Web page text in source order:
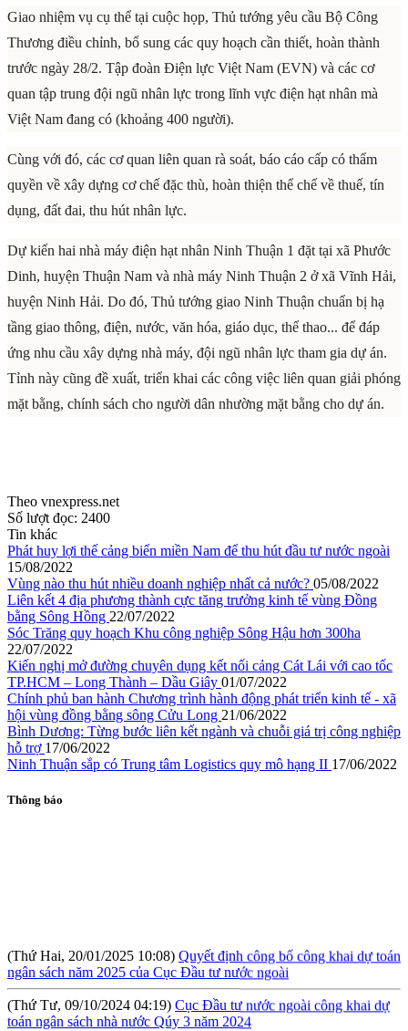
Giao nhiệm vụ cụ thể tại cuộc họp, Thủ tướng yêu cầu Bộ Công
Thương điều chỉnh, bổ sung các quy hoạch cần thiết, hoàn thành
trước ngày 28/2. Tập đoàn Điện lực Việt Nam (EVN) và các cơ
quan tập trung đội ngũ nhân lực trong lĩnh vực điện hạt nhân mà
Việt Nam đang có (khoảng 400 người).
Cùng với đó, các cơ quan liên quan rà soát, báo cáo cấp có thẩm
quyền về xây dựng cơ chế đặc thù, hoàn thiện thể chế về thuế, tín
dụng, đất đai, thu hút nhân lực.
Dự kiến hai nhà máy điện hạt nhân Ninh Thuận 1 đặt tại xã Phước
Dinh, huyện Thuận Nam và nhà máy Ninh Thuận 2 ở xã Vĩnh Hải,
huyện Ninh Hải. Do đó, Thủ tướng giao Ninh Thuận chuẩn bị hạ
tầng giao thông, điện, nước, văn hóa, giáo dục, thể thao... để đáp
ứng nhu cầu xây dựng nhà máy, đội ngũ nhân lực tham gia dự án.
Tỉnh này cũng đề xuất, triển khai các công việc liên quan giải phóng
mặt bằng, chính sách cho người dân nhường mặt bằng cho dự án.
Theo vnexpress.net
Số lượt đọc: 2400
Tin khác
Phát huy lợi thế cảng biển miền Nam để thu hút đầu tư nước ngoài
15/08/2022
Vùng nào thu hút nhiều doanh nghiệp nhất cả nước? 05/08/2022
Liên kết 4 địa phương thành cực tăng trưởng kinh tế vùng Đồng
bằng Sông Hồng 22/07/2022
Sóc Trăng quy hoạch Khu công nghiệp Sông Hậu hơn 300ha
22/07/2022
Kiến nghị mở đường chuyên dụng kết nối cảng Cát Lái với cao tốc
TP.HCM – Long Thành – Dầu Giây 01/07/2022
Chính phủ ban hành Chương trình hành động phát triển kinh tế - xã
hội vùng đồng bằng sông Cửu Long 21/06/2022
Bình Dương: Từng bước liên kết ngành và chuỗi giá trị công nghiệp
hỗ trợ 17/06/2022
Ninh Thuận sắp có Trung tâm Logistics quy mô hạng II 17/06/2022
Thông báo
ngân sách năm 2025 của Cục Đầu tư nước ngoài
(Thứ Tư, 09/10/2024 04:19)Cục Đầu tư nước ngoài công khai dự
toán ngân sách nhà nước Qúy 3 năm 2024